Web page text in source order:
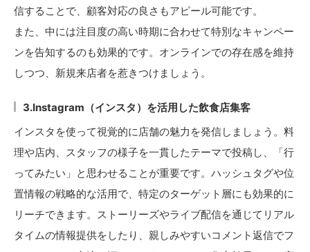
信することで、顧客対応の良さもアピール可能です。
また、中には注目度の高い時期に合わせて特別なキャンペー
ンを告知するのも効果的です。オンラインでの存在感を維持
しつつ、新規来店者を惹きつけましょう。
3.Instagram（インスタ）を活用した飲食店集客
インスタを使って視覚的に店舗の魅力を発信しましょう。料
理や店内、スタッフの様子を一貫したテーマで投稿し、「行
ってみたい」と思わせることが重要です。ハッシュタグや位
置情報の戦略的な活用で、特定のターゲット層にも効果的に
リーチできます。ストーリーズやライブ配信を通じてリアル
タイムの情報提供をしたり、親しみやすいコメント返信でフ